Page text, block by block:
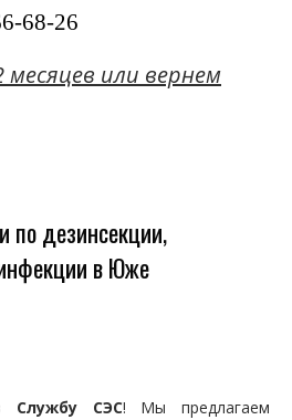
68-26
месяцев или вернем
по дезинсекции,
в Юже
Службу СЭС! Мы предлагаем